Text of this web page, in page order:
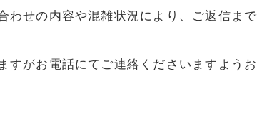
わせの内容や混雑状況により、ご返信まで
すがお電話にてご連絡くださいますようお